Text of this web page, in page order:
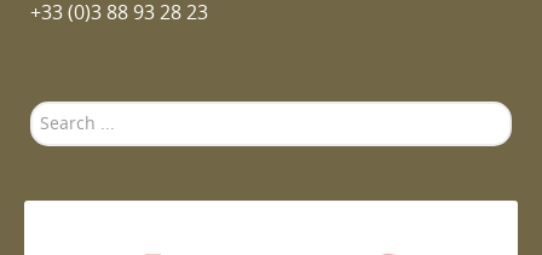
+33 (0)3 88 93 28 23
Search
...